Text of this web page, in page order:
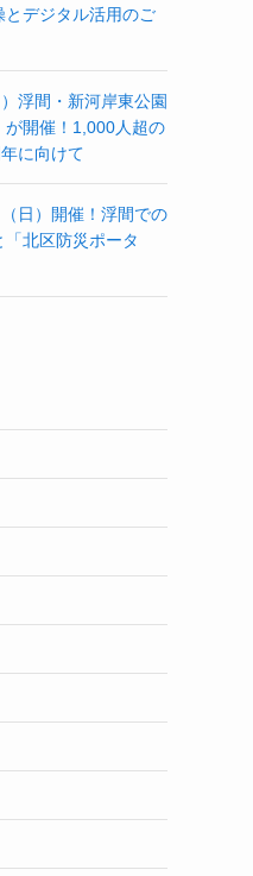
とデジタル活用のご
浮間・新河岸東公園
が開催！1,000人超の
に向けて
日）開催！浮間での
「北区防災ポータ